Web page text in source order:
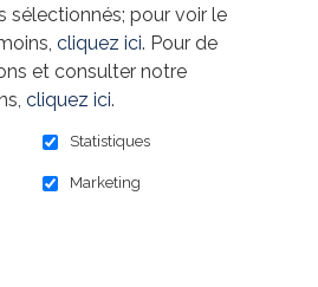
sélectionnés; pour voir le
cliquez ici. Pour de
et consulter notre
cliquez ici.
Statistiques
Marketing